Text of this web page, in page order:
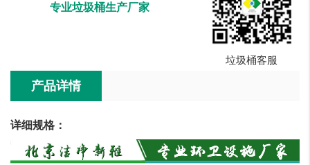
专业垃圾桶生产厂家
垃圾桶客服
产品详情
详细规格：